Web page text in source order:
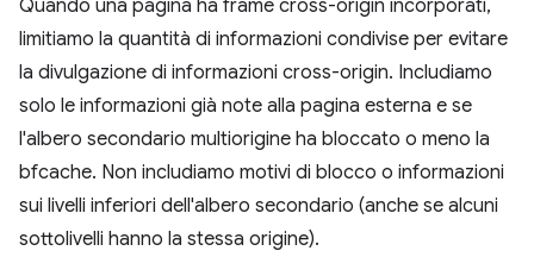
Quando una pagina ha frame cross-origin incorporati,
limitiamo la quantità di informazioni condivise per evitare
la divulgazione di informazioni cross-origin. Includiamo
solo le informazioni già note alla pagina esterna e se
l'albero secondario multiorigine ha bloccato o meno la
bfcache. Non includiamo motivi di blocco o informazioni
sui livelli inferiori dell'albero secondario (anche se alcuni
sottolivelli hanno la stessa origine).